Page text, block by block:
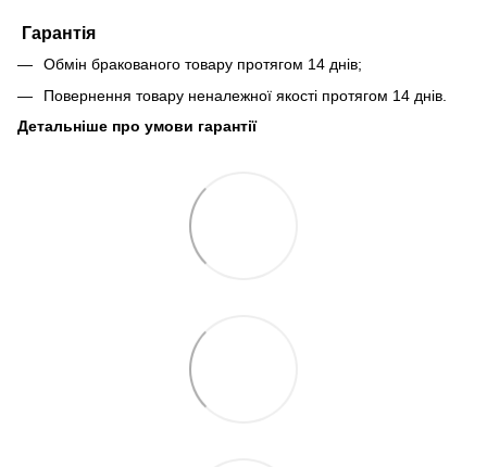
Гарантія
Обмін бракованого товару протягом 14 днів;
Повернення товару неналежної якості протягом 14 днів.
Детальніше про умови гарантії